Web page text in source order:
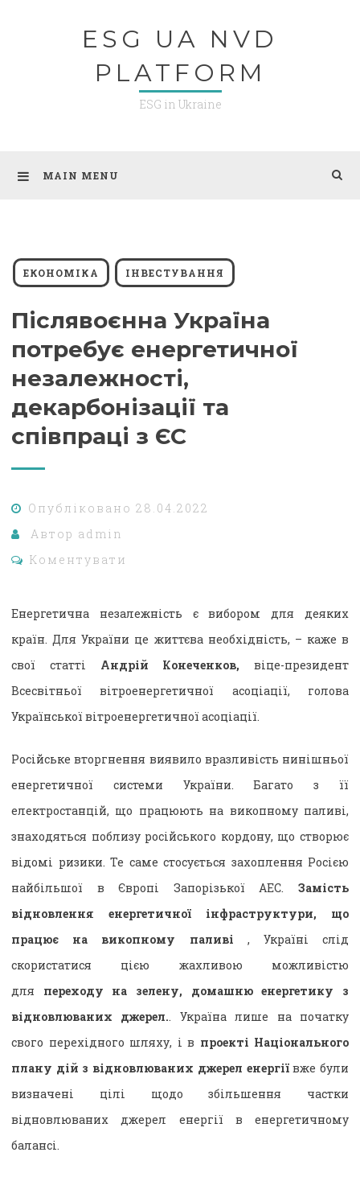
ESG UA NVD
PLATFORM
ESG in Ukraine
MAIN MENU
ЕКОНОМІКА ІНВЕСТУВАННЯ
Післявоєнна Україна
потребує енергетичної
незалежності,
декарбонізації та
співпраці з ЄС
Опубліковано 28.04.2022
Автор admin
Коментувати
Енергетична незалежність є вибором для деяких
країн. Для України це життєва необхідність, – каже в
свої статті Андрій Конеченков, віце-президент
Всесвітньої вітроенергетичної асоціації, голова
Української вітроенергетичної асоціації.
Російське вторгнення виявило вразливість нинішньої
енергетичної системи України. Багато з її
електростанцій, що працюють на викопному паливі,
знаходяться поблизу російського кордону, що створює
відомі ризики. Те саме стосується захоплення Росією
найбільшої в Європі Запорізької АЕС. Замість
відновлення енергетичної інфраструктури, що
працює на викопному паливі , Україні слід
скористатися цією жахливою можливістю
для переходу на зелену, домашню енергетику з
відновлюваних джерел.. Україна лише на початку
свого перехідного шляху, і в проекті Національного
плану дій з відновлюваних джерел енергіївже були
визначені цілі щодо збільшення частки
відновлюваних джерел енергії в енергетичному
балансі.